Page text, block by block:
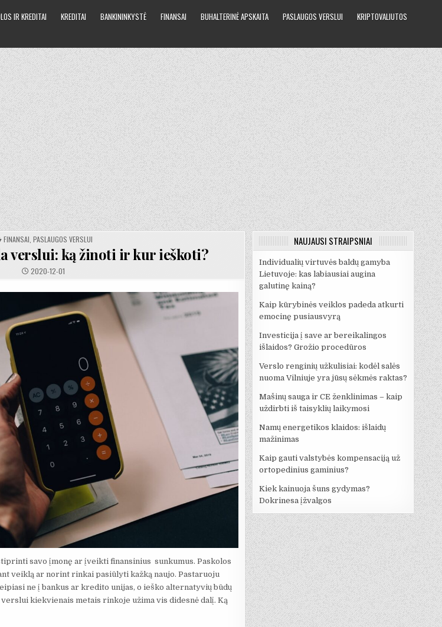
IR KREDITAI KREDITAI BANKININKYSTĖ FINANSAI BUHALTERINĖ APSKAITA PASLAUGOS VERSLUI KRIPTOVALIUTOS
POSTED
IN
FINANSAI ,PASLAUGOS VERSLUI
verslui: ką žinoti ir kur ieškoti?
2020-12-01
savo įmonę ar įveikti finansinius sunkumus. Paskolos
veiklą ar norint rinkai pasiūlyti kažką naujo. Pastaruoju
ne į bankus ar kredito unijas, o ieško alternatyvių būdų
kiekvienais metais rinkoje užima vis didesnė dalį. Ką
NAUJAUSI STRAIPSNIAI
Individualių virtuvės baldų gamyba
Lietuvoje: kas labiausiai augina
galutinę kainą?
Kaip kūrybinės veiklos padeda atkurti
emocinę pusiausvyrą
Investicija į save ar bereikalingos
išlaidos? Grožio procedūros
Verslo renginių užkulisiai: kodėl salės
nuoma Vilniuje yra jūsų sėkmės raktas?
Mašinų sauga ir CE ženklinimas – kaip
uždirbti iš taisyklių laikymosi
Namų energetikos klaidos: išlaidų
mažinimas
Kaip gauti valstybės kompensaciją už
ortopedinius gaminius?
Kiek kainuoja šuns gydymas?
Dokrinesa įžvalgos